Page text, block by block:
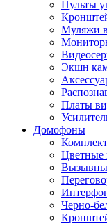
Пульты
Муляжи
Экшн
Платы
Домофоны
Цветные
Черно-